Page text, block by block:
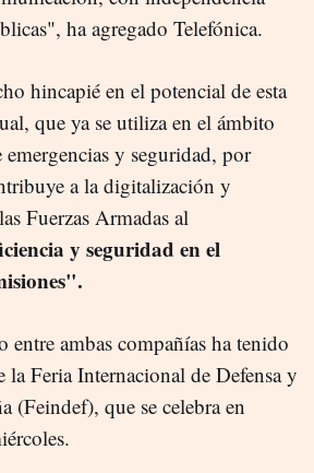
ha agregado Telefónica.
hincapié en el potencial de esta
que ya se utiliza en el ámbito
y seguridad, por
a la digitalización y
Fuerzas Armadas al
y seguridad en el
entre ambas compañías ha tenido
la Feria Internacional de Defensa y
(Feindef), que se celebra en